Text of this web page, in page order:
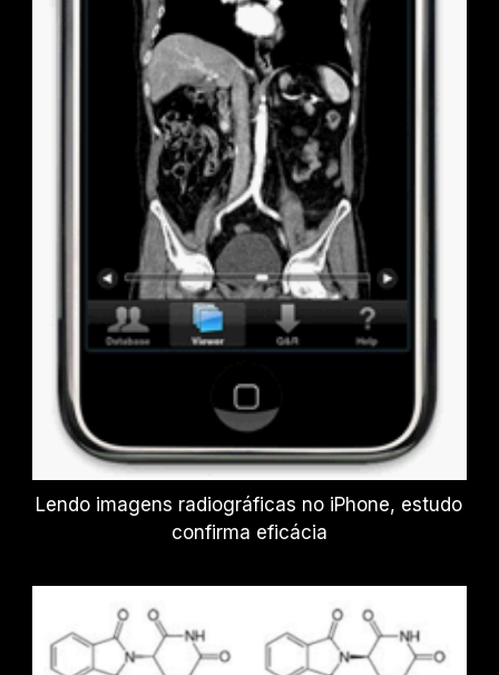
Lendo imagens radiográficas no iPhone, estudo
confirma eficácia